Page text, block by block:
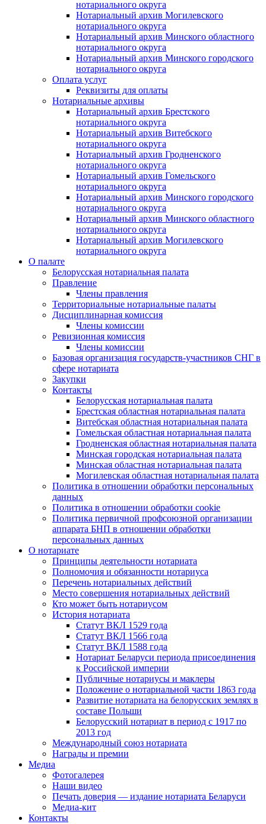
нотариального округа
Нотариальный архив Могилевского
нотариального округа
Нотариальный архив Минского областного
нотариального округа
Нотариальный архив Минского городского
нотариального округа
Оплата услуг
Реквизиты для оплаты
Нотариальные архивы
Нотариальный архив Брестского
нотариального округа
Нотариальный архив Витебского
нотариального округа
Нотариальный архив Гродненского
нотариального округа
Нотариальный архив Гомельского
нотариального округа
Нотариальный архив Минского городского
нотариального округа
Нотариальный архив Минского областного
нотариального округа
Нотариальный архив Могилевского
нотариального округа
О палате
Белорусская нотариальная палата
Правление
Члены правления
Территориальные нотариальные палаты
Дисциплинарная комиссия
Члены комиссии
Ревизионная комиссия
Члены комиссии
Базовая организация государств-участников СНГ в
сфере нотариата
Закупки
Контакты
Белорусская нотариальная палата
Брестская областная нотариальная палата
Витебская областная нотариальная палата
Гомельская областная нотариальная палата
Гродненская областная нотариальная палата
Минская городская нотариальная палата
Минская областная нотариальная палата
Могилевская областная нотариальная палата
Политика в отношении обработки персональных
данных
Политика в отношении обработки cookie
Политика первичной профсоюзной организации
аппарата БНП в отношении обработки
персональных данных
О нотариате
Принципы деятельности нотариата
Полномочия и обязанности нотариуса
Перечень нотариальных действий
Место совершения нотариальных действий
Кто может быть нотариусом
История нотариата
Статут ВКЛ 1529 года
Статут ВКЛ 1566 года
Статут ВКЛ 1588 года
Нотариат Беларуси периода присоединения
к Российской империи
Публичные нотариусы и маклеры
Положение о нотариальной части 1863 года
Развитие нотариата на белорусских землях в
составе Польши
Белорусский нотариат в период с 1917 по
2013 год
Международный союз нотариата
Награды и премии
Медиа
Фотогалерея
Наши видео
Печать доверия — издание нотариата Беларуси
Медиа-кит
Контакты